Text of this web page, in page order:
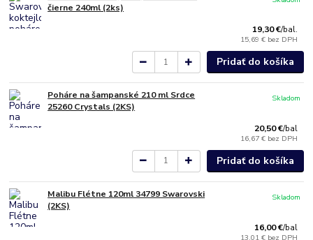
čierne 240ml (2ks)
19,30 €/bal.
15,69 € bez DPH
Pridať do košíka
Poháre na šampanské 210 ml Srdce
25260 Crystals (2KS)
20,50 €/bal
16,67 € bez DPH
Skladom
Pridať do košíka
Malibu Flétne 120ml 34799 Swarovski
(2KS)
16,00 €/bal
13,01 € bez DPH
Skladom